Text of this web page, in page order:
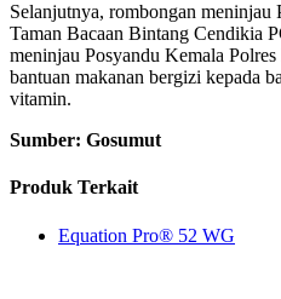
Selanjutnya, rombongan meninjau
Taman Bacaan Bintang Cendikia
meninjau Posyandu Kemala
bantuan makanan bergizi kepada
vitamin.
Sumber: Gosumut
Produk Terkait
Equation Pro® 52 WG